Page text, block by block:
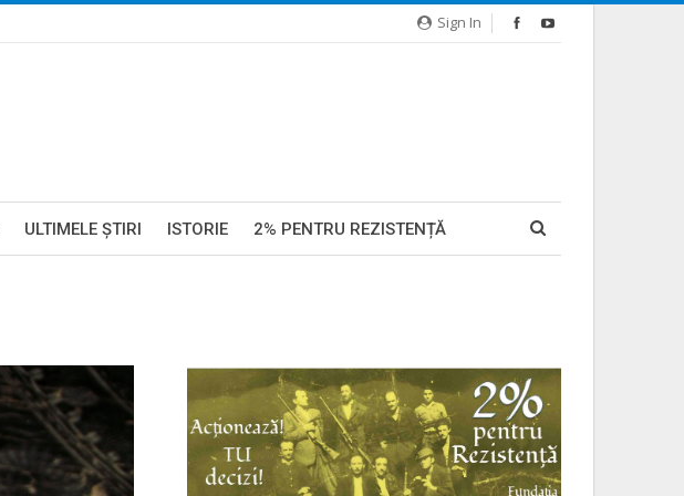
Sign In
ULTIMELE ŞTIRI ISTORIE 2% PENTRU REZISTENȚĂ